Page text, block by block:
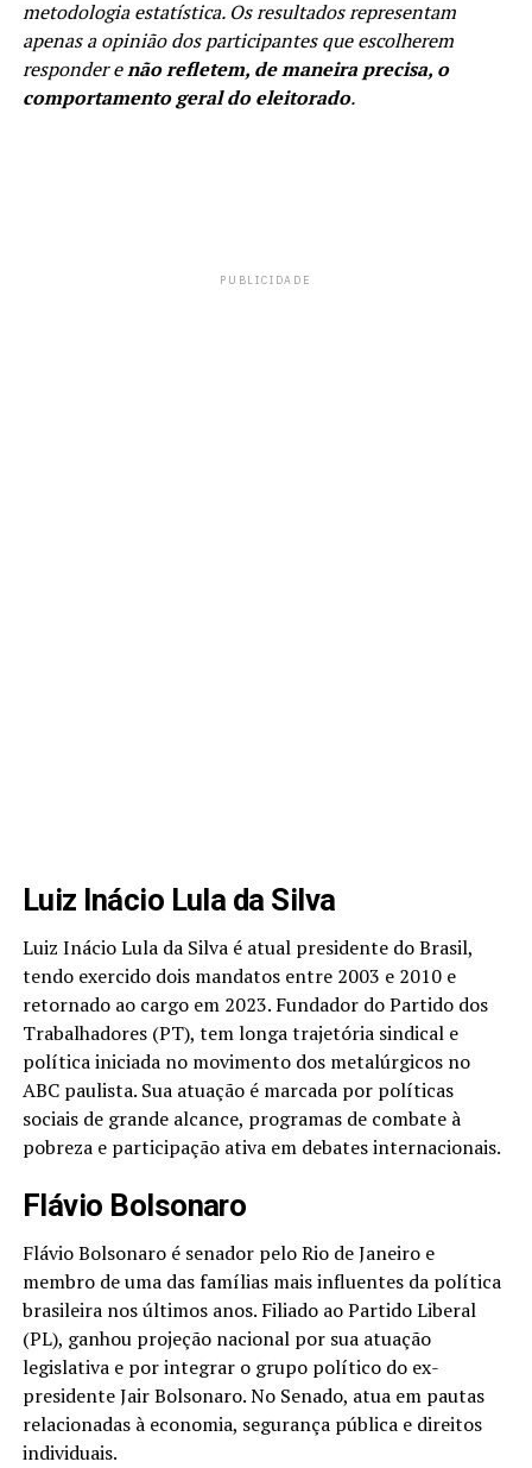
metodologia estatística. Os resultados representam
apenas a opinião dos participantes que escolherem
responder enão refletem, de maneira precisa, o
comportamento geral do eleitorado.
PUBLICIDADE
Luiz Inácio Lula da Silva
Luiz Inácio Lula da Silva é atual presidente do Brasil,
tendo exercido dois mandatos entre 2003 e 2010 e
retornado ao cargo em 2023. Fundador do Partido dos
Trabalhadores (PT), tem longa trajetória sindical e
política iniciada no movimento dos metalúrgicos no
ABC paulista. Sua atuação é marcada por políticas
sociais de grande alcance, programas de combate à
pobreza e participação ativa em debates internacionais.
Flávio Bolsonaro
Flávio Bolsonaro é senador pelo Rio de Janeiro e
membro de uma das famílias mais influentes da política
brasileira nos últimos anos. Filiado ao Partido Liberal
(PL), ganhou projeção nacional por sua atuação
legislativa e por integrar o grupo político do ex-
presidente Jair Bolsonaro. No Senado, atua em pautas
relacionadas à economia, segurança pública e direitos
individuais.